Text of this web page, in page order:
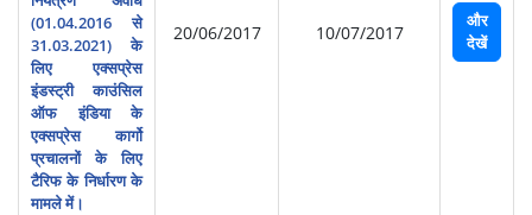
(01.04.2016 से
31.03.2021) के
लिए एक्‍सप्रेस
इंडस्‍ट्री काउंसिल
ऑफ इंडिया के
एक्‍सप्रेस कार्गो
प्रचालनों के लिए
टैरिफ के निर्धारण के
मामले में।
20/06/2017 10/07/2017
और
देखें